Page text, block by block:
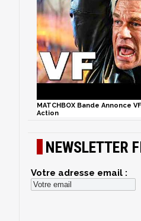
MATCHBOX Bande Annonce
Action
NEWSLETTER
Votre adresse email :